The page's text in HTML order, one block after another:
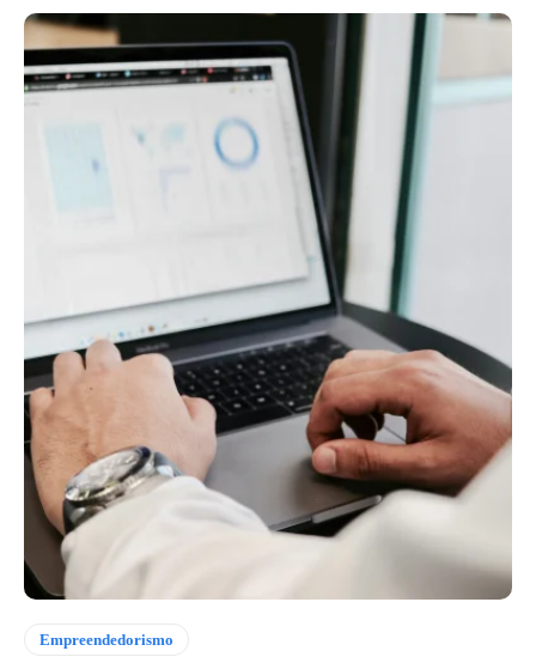
Empreendedorismo